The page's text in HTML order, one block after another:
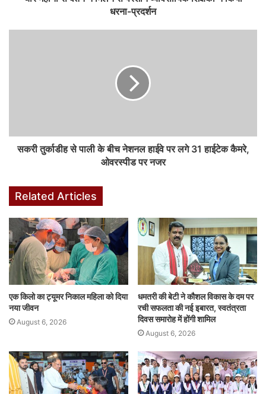
सड़क की क्षमता रफ्तार के आधार पर बनाई जाती है। अत्यधिक रफ्तार से वाहन
चलने पर सड़क भी खराब होने की आशंका बनी रहती है। अधिकारियों की मानें तो
1.5 किलोमीटर दूर से ही पकड़ लेंगे स्पीडिंग वाहन
कैमरों की सातों दिन 24 घंटे निगरानी की जा रही है।
जा रही है। मगर, जल्द ही नियम तोड़ने वालों के खिलाफ ई-चालान जारी किया
जाएगा।
F
a
c
e
b
o
o
k
W
h
at
s
p
p
X Li
n
k
e
M
e
s
s
g
er
T
u
m
bl
r
Pi
nt
er
e
st
S
h
ar
e
धरना-प्रदर्शन
सकरी तुर्काडीह से पाली के बीच नेशनल हाईवे पर लगे 31 हाईटेक कैमरे,
ओवरस्पीड पर नजर
Related Articles
एक किलो का ट्यूमर निकाल महिला को दिया
नया जीवन
August 6, 2026
धमतरी की बेटी ने कौशल विकास के दम पर
रची सफलता की नई इबारत, स्वतंत्रता
दिवस समारोह में होंगी शामिल
August 6, 2026